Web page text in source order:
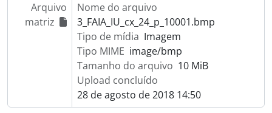
Arquivo
matriz
Nome do arquivo
3_FAIA_IU_cx_24_p_10001.bmp
Tipo de mídia Imagem
Tipo MIME image/bmp
Tamanho do arquivo 10 MiB
Upload concluído
28 de agosto de 2018 14:50